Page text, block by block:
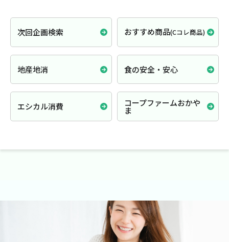
次回企画検索 おすすめ商品(Cコレ商品)
地産地消 食の安全・安心
エシカル消費 コープファームおかや
ま